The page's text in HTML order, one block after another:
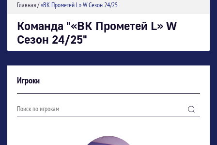
Главная/«ВК Прометей L» W Сезон 24/25
Команда "«ВК Прометей L» W
Сезон 24/25"
Игроки